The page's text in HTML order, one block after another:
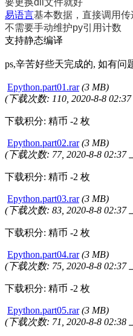
易语言基本数据，直接调用传
不需要手动维护py引用计数
支持静态编译
ps,辛苦好些天完成的, 如有问
Epython.part01.rar (3 MB)
(下载次数: 110, 2020-8-8
下载积分: 精币 -2 枚
Epython.part02.rar (3 MB)
(下载次数: 77, 2020-8-8 02:37
下载积分: 精币 -2 枚
Epython.part03.rar (3 MB)
(下载次数: 83, 2020-8-8 02:37
下载积分: 精币 -2 枚
Epython.part04.rar (3 MB)
(下载次数: 75, 2020-8-8 02:37
下载积分: 精币 -2 枚
Epython.part05.rar (3 MB)
(下载次数: 71, 2020-8-8 02:38